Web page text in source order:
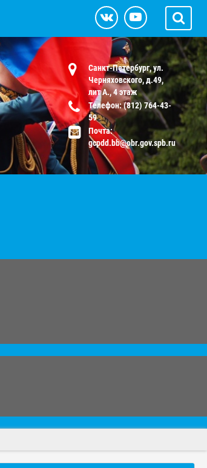
Санкт-Петербург, ул.
Черняховского, д.49,
лит А., 4 этаж
Телефон: (812) 764-43-
59
Почта:
gcpdd.bb@obr.gov.spb.ru